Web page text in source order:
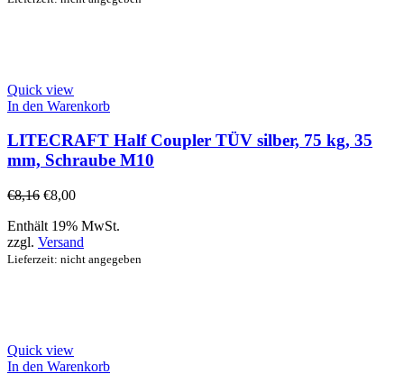
Quick view
In den Warenkorb
LITECRAFT Half Coupler TÜV silber, 75 kg, 35
mm, Schraube M10
€8,16 €8,00
Enthält 19% MwSt.
zzgl. Versand
Lieferzeit: nicht angegeben
Quick view
In den Warenkorb